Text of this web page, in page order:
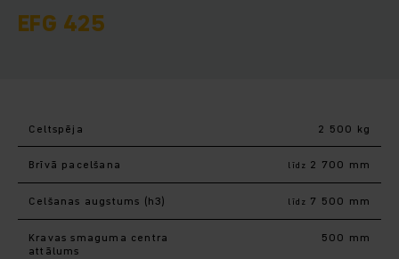
EFG 425
Celtspēja 2 500 kg
Brīvā pacelšana līdz 2 700 mm
Celšanas augstums (h3) līdz 7 500 mm
Kravas smaguma centra
attālums
500 mm